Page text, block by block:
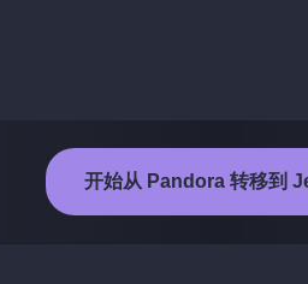
开始从 Pandora 转移到